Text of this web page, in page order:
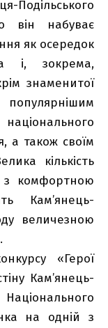
він набуває
як осередок
і, зокрема,
знаменитої
а також своїм
кількість
з комфортною
Кам’янець-
величезною
«Герої
Кам’янець-
на одній з